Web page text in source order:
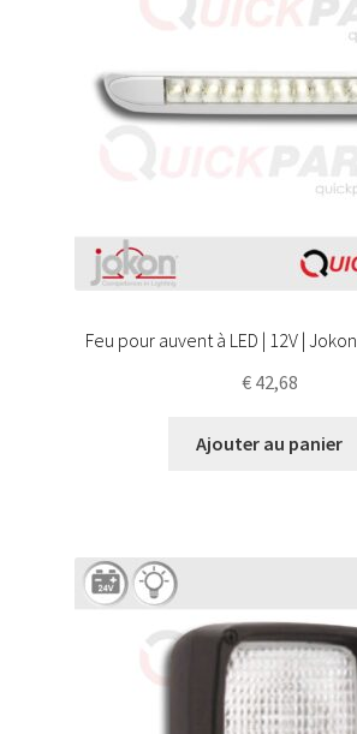
Feu pour auvent à LED | 12V |
€42,68
Ajouter au panier